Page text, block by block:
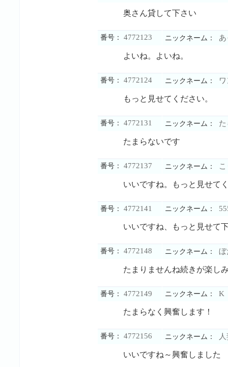
奥さん貸して下さい
番号： 4772123 ニックネーム：
よいね。よいね。
番号： 4772124 ニックネーム：
もっと見せてください。
番号： 4772131 ニックネーム：
たまらないです
番号： 4772137 ニックネーム：
いいですね。もっと見せて
番号： 4772141 ニックネーム：
いいですね、もっと見せて
番号： 4772148 ニックネーム： ぼ
たまりませんね続きが楽し
番号： 4772149 ニックネーム： K
たまらなく興奮します！
番号： 4772156 ニックネーム：
いいですね～興奮しました